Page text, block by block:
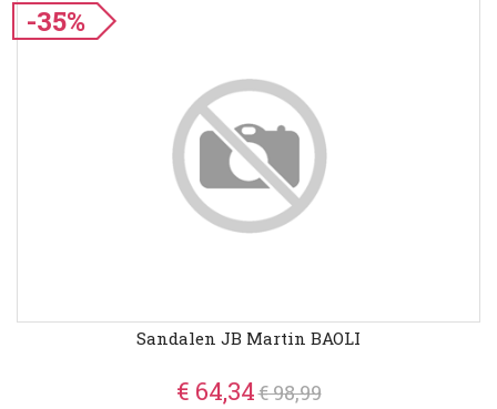
-35%
Sandalen JB Martin BAOLI
€ 64,34€ 98,99